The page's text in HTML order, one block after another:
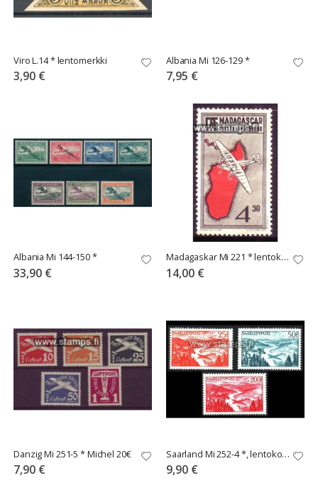
Viro L.14 * lentomerkki
3,90 €
Albania Mi 126-129 *
7,95 €
Albania Mi 144-150 *
33,90 €
Madagaskar Mi 221 * lentokone
14,00 €
Danzig Mi 251-5 * Michel 20€
7,90 €
Saarland Mi 252-4 *, lentokoneen varjo
9,90 €